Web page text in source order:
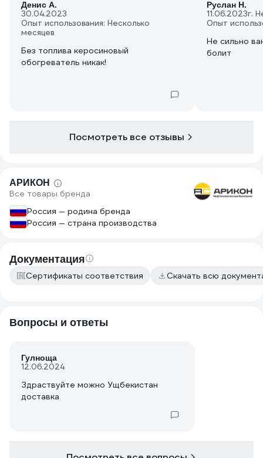
Денис А.
30.04.2023
Опыт использования: Несколько
месяцев
Без топлива керосиновый
обогреватель никак!
Руслан Н.
11.06.2023г.
Опыт
Не сильно
болит
Посмотреть все отзывы
АРИКОН
Все товары бренда
Россия — родина бренда
Россия — страна производства
Документация
Сертификаты соответствия Скачать всю
Вопросы и ответы
Гулноща
12.06.2024
Здраствуйте можно Ущбекистан
доставка